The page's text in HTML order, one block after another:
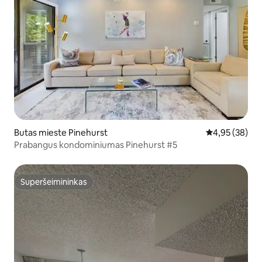
Butas mieste Pinehurst Vidutinis
4,95 (38)
Prabangus kondominiumas Pinehurst #5
Superšeimininkas
Superšeimininkas